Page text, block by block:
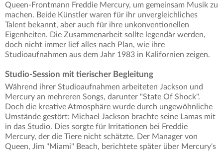
Queen-Frontmann Freddie Mercury, um gemeinsam Musik zu
machen. Beide Künstler waren für ihr unvergleichliches
Talent bekannt, aber auch für ihre unkonventionellen
Eigenheiten. Die Zusammenarbeit sollte legendär werden,
doch nicht immer lief alles nach Plan, wie ihre
Studioaufnahmen aus dem Jahr 1983 in Kalifornien zeigen.
Studio-Session mit tierischer Begleitung
Während ihrer Studioaufnahmen arbeiteten Jackson und
Mercury an mehreren Songs, darunter "State Of Shock".
Doch die kreative Atmosphäre wurde durch ungewöhnliche
Umstände gestört: Michael Jackson brachte seine Lamas mit
in das Studio. Dies sorgte für Irritationen bei Freddie
Mercury, der die Tiere nicht schätzte. Der Manager von
Queen, Jim "Miami" Beach, berichtete später über Mercury's